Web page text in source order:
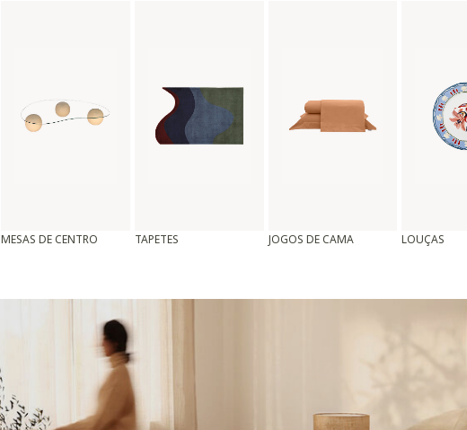
MESAS DE CENTRO TAPETES JOGOS DE CAMA LOUÇAS